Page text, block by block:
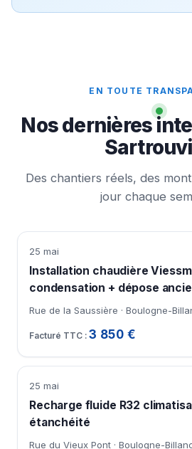
EN TOUTE
Nos dernières
Des chantiers réels, des
jour chaque
25 mai
Installation chaudière
condensation + dépose
Rue de la Saussière · Boulogne-
3 850 €
25 mai
Recharge fluide R32
étanchéité
Rue du Vieux Pont · Boulogne-